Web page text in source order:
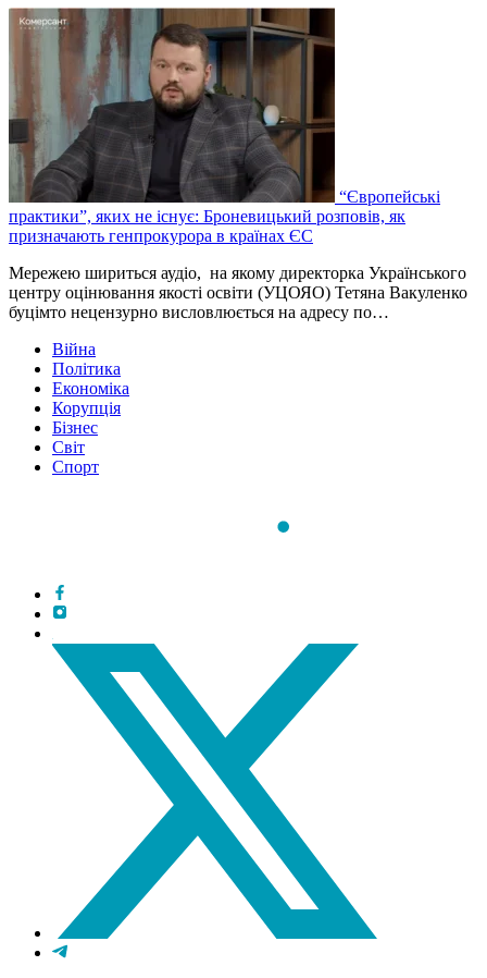
“Європейські
практики”, яких не існує: Броневицький розповів, як
призначають генпрокурора в країнах ЄС
Мережею шириться аудіо, на якому директорка Українського
центру оцінювання якості освіти (УЦОЯО) Тетяна Вакуленко
буцімто нецензурно висловлюється на адресу по…
Війна
Політика
Економіка
Корупція
Бізнес
Світ
Спорт